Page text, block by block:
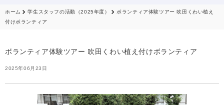
ホーム 学生スタッフの活動（2025年度）
ボランティア体験ツアー 吹田くわい植え
付けボランティア
ボランティア体験ツアー 吹田くわい植え付けボランティア
2025年06月23日